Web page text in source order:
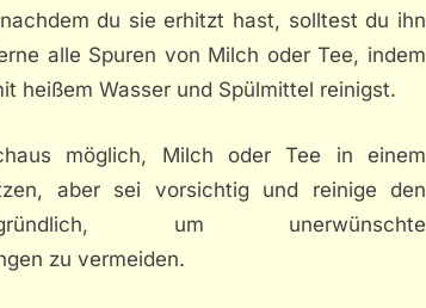
du sie erhitzt hast, solltest du ihn
alle Spuren von Milch oder Tee, indem
heißem Wasser und Spülmittel reinigst.
möglich, Milch oder Tee in einem
aber sei vorsichtig und reinige den
um unerwünschte
zu vermeiden.